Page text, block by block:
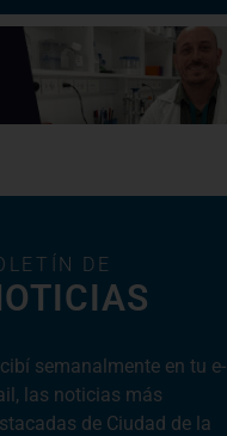
DE
semanalmente en tu e-
las noticias más
de Ciudad de la